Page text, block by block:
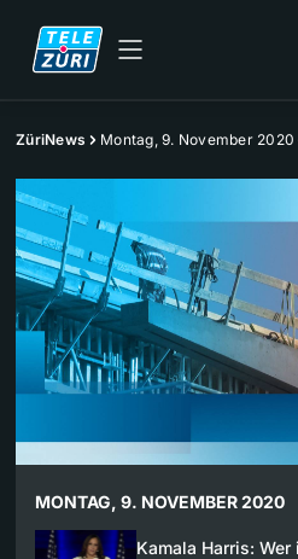
ZüriNews Montag, 9. November
MONTAG, 9. NOVEMBER 2020
Kamala Harris: